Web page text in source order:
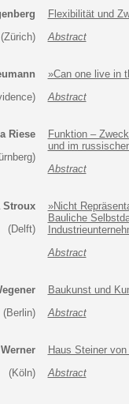
(Zürich)
Flexibilität und
Abstract
»Can one live in
Abstract
Riese
Funktion –
und im
Abstract
Stroux
(Delft)
»Nicht
Bauliche
Abstract
(Berlin)
Baukunst und
Abstract
(Köln)
Haus Steiner
Abstract